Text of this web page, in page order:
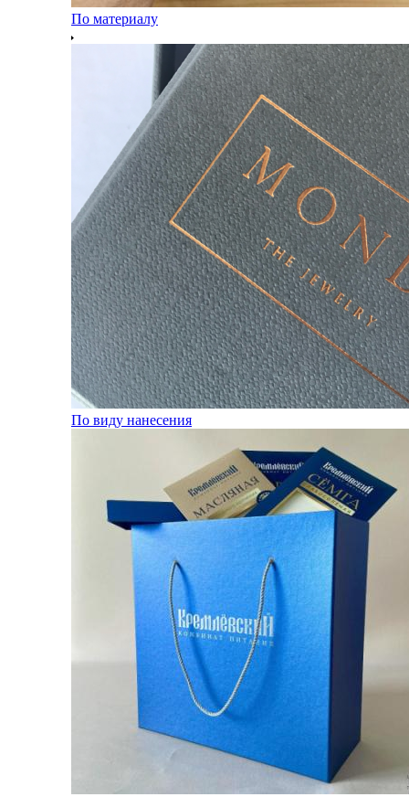
По материалу
По виду нанесения